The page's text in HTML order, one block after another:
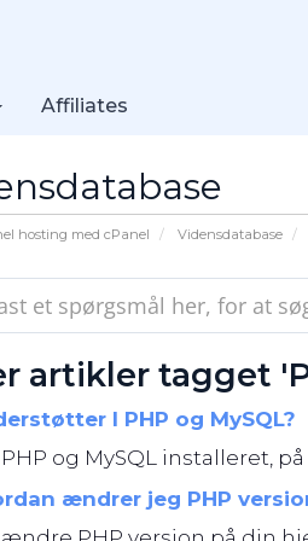
Affiliates
hosting med cPanel Vidensdatabase
artikler tagget
I PHP og MySQL?
og MySQL installeret,
ændrer jeg PHP